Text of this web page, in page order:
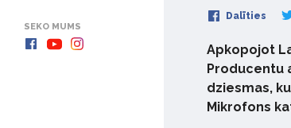
SEKO MUMS
Dalīties
Apkopojot
Producentu
dziesmas,
Mikrofons